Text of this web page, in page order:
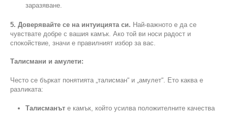
заразяване.
5. Доверявайте се на интуицията си. Най-важното е да се
чувствате добре с вашия камък. Ако той ви носи радост и
спокойствие, значи е правилният избор за вас.
Талисмани и амулети:
Често се бъркат понятията „талисман“ и „амулет“. Ето каква е
разликата:
Талисманъте камък, който усилва положителните качества